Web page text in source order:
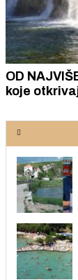
OD
koje